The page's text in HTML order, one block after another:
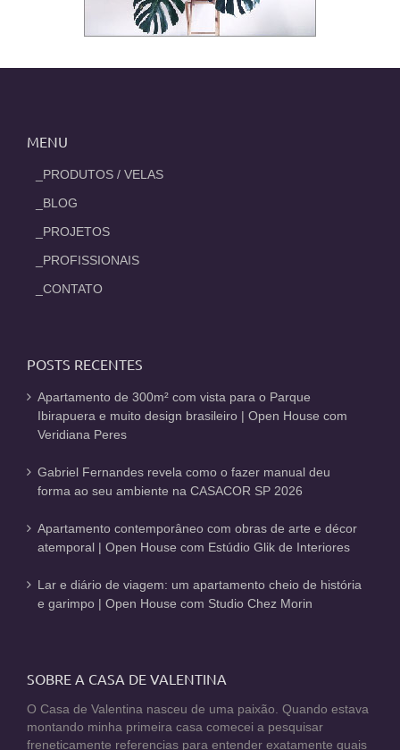
MENU
_PRODUTOS / VELAS
_BLOG
_PROJETOS
_PROFISSIONAIS
_CONTATO
POSTS RECENTES
Apartamento de 300m² com vista para o Parque
Ibirapuera e muito design brasileiro | Open House com
Veridiana Peres
Gabriel Fernandes revela como o fazer manual deu
forma ao seu ambiente na CASACOR SP 2026
Apartamento contemporâneo com obras de arte e décor
atemporal | Open House com Estúdio Glik de Interiores
Lar e diário de viagem: um apartamento cheio de história
e garimpo | Open House com Studio Chez Morin
SOBRE A CASA DE VALENTINA
O Casa de Valentina nasceu de uma paixão. Quando estava
montando minha primeira casa comecei a pesquisar
freneticamente referencias para entender exatamente quais